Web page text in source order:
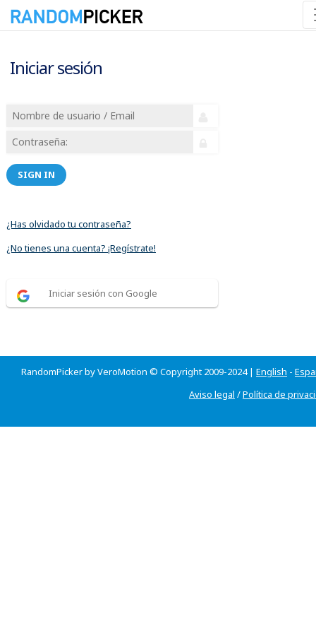
Iniciar sesión
SIGN IN
¿Has olvidado tu contraseña?
¿No tienes una cuenta? ¡Regístrate!
Iniciar sesión con Google
RandomPicker by VeroMotion © Copyright 2009-2024 | English -
Aviso legal /Política de